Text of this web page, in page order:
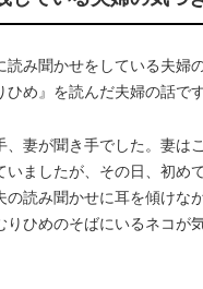
み聞かせをしている夫婦
ひめ』を読んだ夫婦の話です
、妻が聞き手でした。妻は
いましたが、その日、初め
の読み聞かせに耳を傾けな
りひめのそばにいるネコが